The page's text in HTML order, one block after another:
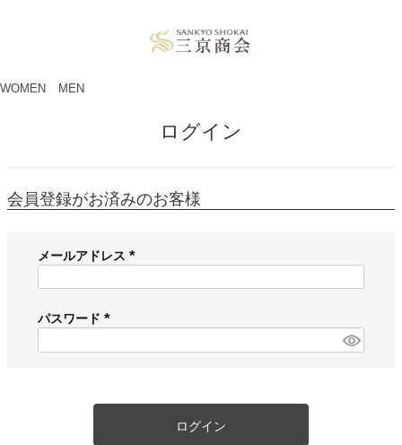
WOMEN MEN
ログイン
会員登録がお済みのお客様
メールアドレス
必
)
パスワード
必
ログイン